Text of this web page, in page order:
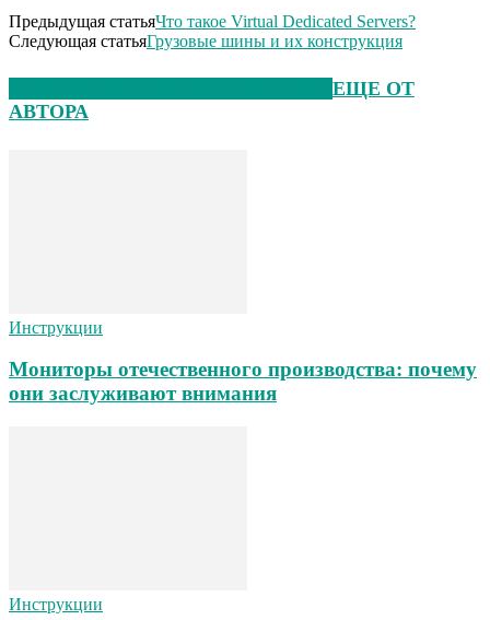
Предыдущая статьяЧто такое Virtual Dedicated Servers?
Следующая статьяГрузовые шины и их конструкция
ЕЩЕ ОТ
АВТОРА
Инструкции
Мониторы отечественного производства: почему
они заслуживают внимания
Инструкции